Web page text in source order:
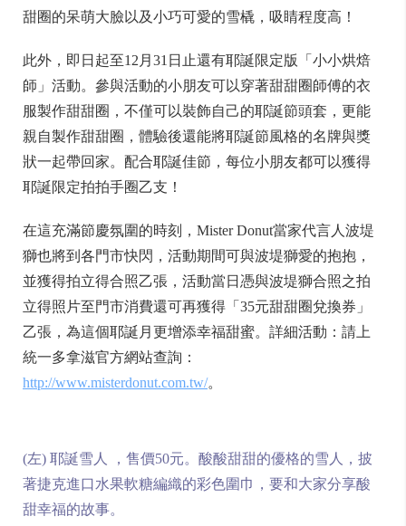
甜圈的呆萌大臉以及小巧可愛的雪橇，吸睛程度高！
此外，即日起至12月31日止還有耶誕限定版「小小烘焙
師」活動。參與活動的小朋友可以穿著甜甜圈師傅的衣
服製作甜甜圈，不僅可以裝飾自己的耶誕節頭套，更能
親自製作甜甜圈，體驗後還能將耶誕節風格的名牌與獎
狀一起帶回家。配合耶誕佳節，每位小朋友都可以獲得
耶誕限定拍拍手圈乙支！
在這充滿節慶氛圍的時刻，Mister Donut當家代言人波堤
獅也將到各門市快閃，活動期間可與波堤獅愛的抱抱，
並獲得拍立得合照乙張，活動當日憑與波堤獅合照之拍
立得照片至門市消費還可再獲得「35元甜甜圈兌換券」
乙張，為這個耶誕月更增添幸福甜蜜。詳細活動：請上
統一多拿滋官方網站查詢：
http://www.misterdonut.com.tw/。
(左) 耶誕雪人 ，售價50元。酸酸甜甜的優格的雪人，披
著捷克進口水果軟糖編織的彩色圍巾，要和大家分享酸
甜幸福的故事。